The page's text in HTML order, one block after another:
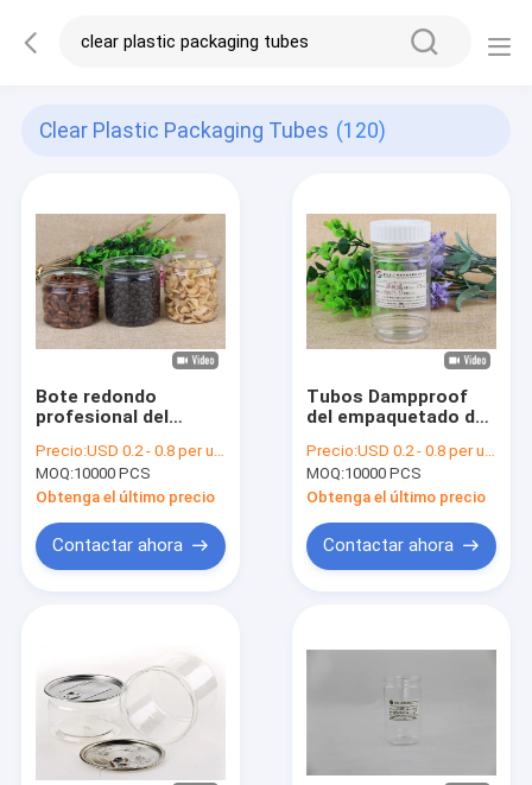
Clear Plastic Packaging Tubes (120)
Bote redondo
profesional del
doméstico de los
tubos del
empaquetado de
plástico
transparente de la
comida
Precio:USD 0.2 - 0.8 per unit
MOQ:10000 PCS
Obtenga el último precio
Contactar ahora
Tubos Dampproof
del empaquetado de
transparente de la
categoría alimenticia
275Ml con la tapa de
los PP
Precio:USD 0.2 - 0.8 per unit
MOQ:10000 PCS
Obtenga el último precio
Contactar ahora